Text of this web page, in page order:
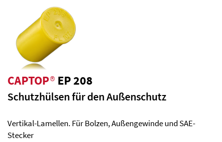
CAPTOP®EP 208
Schutzhülsen für den Außenschutz
Vertikal-Lamellen. Für Bolzen, Außengewinde und SAE-
Stecker